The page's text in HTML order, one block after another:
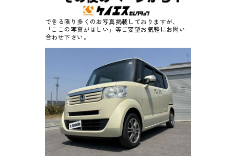
できる限り多くのお写真掲載しておりますが、
「ここの写真がほしい」等ご要望お気軽にお問い
合わせ下さい。